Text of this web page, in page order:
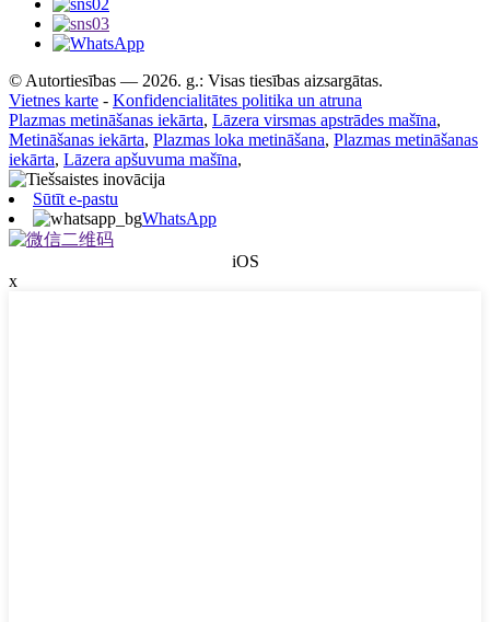
© Autortiesības — 2026. g.: Visas tiesības aizsargātas.
Vietnes karte - Konfidencialitātes politika un atruna
Plazmas metināšanas iekārta, Lāzera virsmas apstrādes mašīna,
Metināšanas iekārta, Plazmas loka metināšana, Plazmas metināšanas
iekārta, Lāzera apšuvuma mašīna,
Sūtīt e-pastu
WhatsApp
iOS
x